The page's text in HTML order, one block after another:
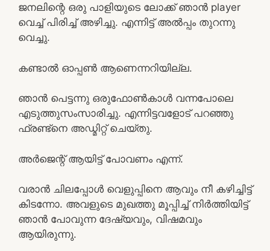
ജനലിന്റെ ഒരു പാളിയുടെ ലോക്ക് ഞാൻ player
വെച്ച് പിരിച്ച് അഴിച്ചു. എന്നിട്ട് അൽപ്പം തുറന്നു
വെച്ചു.
കണ്ടാൽ ഓപ്പൺ ആണെന്നറിയില്ല.
ഞാൻ പെട്ടന്നു ഒരുഫോൺകാൾ വന്നപോലെ
എടുത്തുസംസാരിച്ചു. എന്നിട്ടവളോട് പറഞ്ഞു
ഫ്രണ്ട്നെ അഡ്മിറ്റ് ചെയ്തു.
അർജെന്റ് ആയിട്ട് പോവണം എന്ന്.
വരാൻ ചിലപ്പോൾ വെളുപ്പിനെ ആവും നീ കഴിച്ചിട്ട്
കിടന്നോ. അവളുടെ മുഖത്തു മൂപ്പിച്ച് നിര്‍ത്തിയിട്ട്
ഞാന്‍ പോവുന്ന ദേഷ്യവും, വിഷമവും
ആയിരുന്നു.